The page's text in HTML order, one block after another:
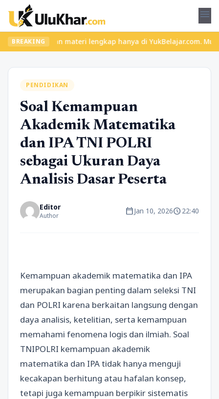
menu
BREAKING
dan materi lengkap hanya di YukBelajar.com. Mulai
PENDIDIKAN
Soal Kemampuan
Akademik Matematika
dan IPA TNI POLRI
sebagai Ukuran Daya
Analisis Dasar Peserta
Editor
Author calendar_todayJan 10, 2026schedule22:40
Kemampuan akademik matematika dan IPA
merupakan bagian penting dalam seleksi TNI
dan POLRI karena berkaitan langsung dengan
daya analisis, ketelitian, serta kemampuan
memahami fenomena logis dan ilmiah. Soal
TNIPOLRI kemampuan akademik
matematika dan IPA tidak hanya menguji
kecakapan berhitung atau hafalan konsep,
tetapi juga kemampuan berpikir sistematis